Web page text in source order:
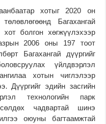
хотыг 2020 он
Багахангай
хот болгон хөгжүүлэхээр
2006 оны 197 тоот
Багахангай дүүргийг
үйлдвэрлэл
хотын чиглэлээр
Дүүргийг эдийн засгийн
технологийн парк
чадвартай шинэ
оюуны багтаамжтай